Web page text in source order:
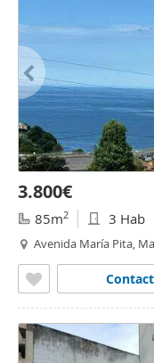
3.800€
85m2 3 Hab
Avenida María Pita,